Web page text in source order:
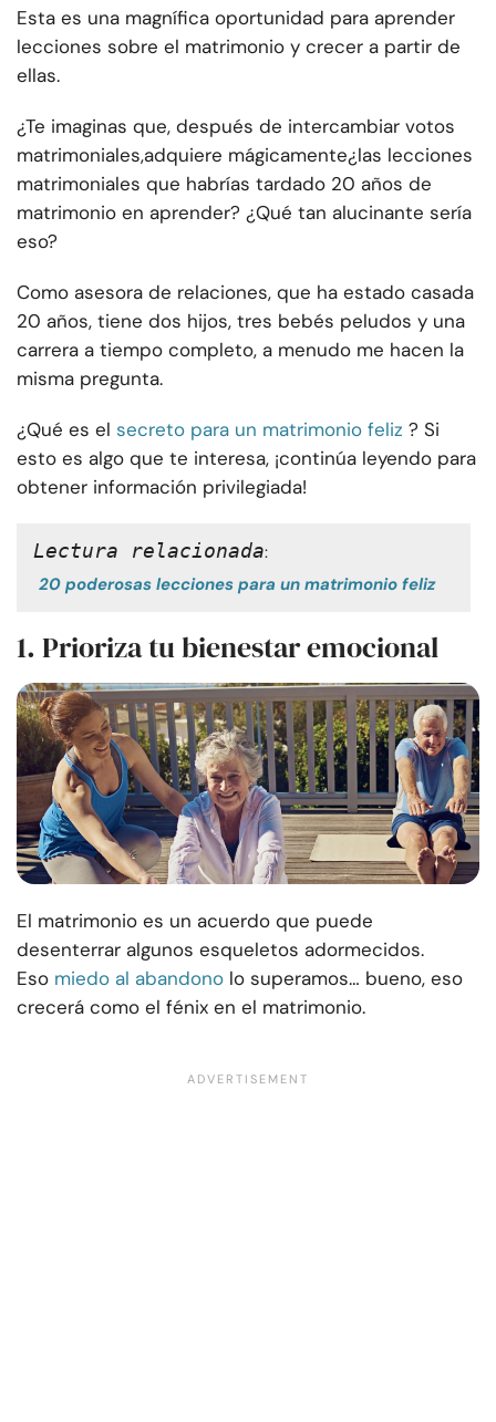
Esta es una magnífica oportunidad para aprender
lecciones sobre el matrimonio y crecer a partir de
ellas.
¿Te imaginas que, después de intercambiar votos
matrimoniales,adquiere mágicamente¿las lecciones
matrimoniales que habrías tardado 20 años de
matrimonio en aprender? ¿Qué tan alucinante sería
eso?
Como asesora de relaciones, que ha estado casada
20 años, tiene dos hijos, tres bebés peludos y una
carrera a tiempo completo, a menudo me hacen la
misma pregunta.
¿Qué es el secreto para un matrimonio feliz ? Si
esto es algo que te interesa, ¡continúa leyendo para
obtener información privilegiada!
Lectura relacionada:
20 poderosas lecciones para un matrimonio feliz
1. Prioriza tu bienestar emocional
El matrimonio es un acuerdo que puede
desenterrar algunos esqueletos adormecidos.
Eso miedo al abandono lo superamos… bueno, eso
crecerá como el fénix en el matrimonio.